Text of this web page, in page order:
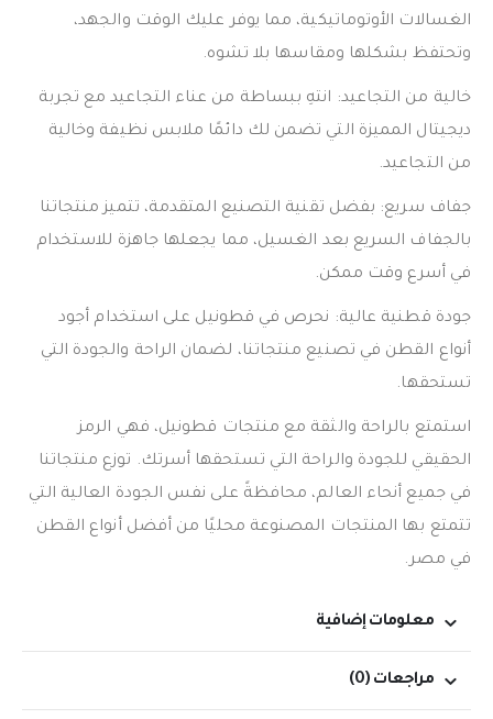
الغسالات الأوتوماتيكية، مما يوفر عليك الوقت والجهد،
وتحتفظ بشكلها ومقاسها بلا تشوه.
خالية من التجاعيد: انتهِ ببساطة من عناء التجاعيد مع تجربة
ديجيتال المميزة التي تضمن لك دائمًا ملابس نظيفة وخالية
من التجاعيد.
جفاف سريع: بفضل تقنية التصنيع المتقدمة، تتميز منتجاتنا
بالجفاف السريع بعد الغسيل، مما يجعلها جاهزة للاستخدام
في أسرع وقت ممكن.
جودة قطنية عالية: نحرص في قطونيل على استخدام أجود
أنواع القطن في تصنيع منتجاتنا، لضمان الراحة والجودة التي
تستحقها.
استمتع بالراحة والثقة مع منتجات قطونيل، فهي الرمز
الحقيقي للجودة والراحة التي تستحقها أسرتك. توزع منتجاتنا
في جميع أنحاء العالم، محافظةً على نفس الجودة العالية التي
تتمتع بها المنتجات المصنوعة محليًا من أفضل أنواع القطن
في مصر.
معلومات إضافية
مراجعات (0)